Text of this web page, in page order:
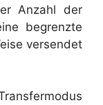
Anzahl der
begrenzte
versendet